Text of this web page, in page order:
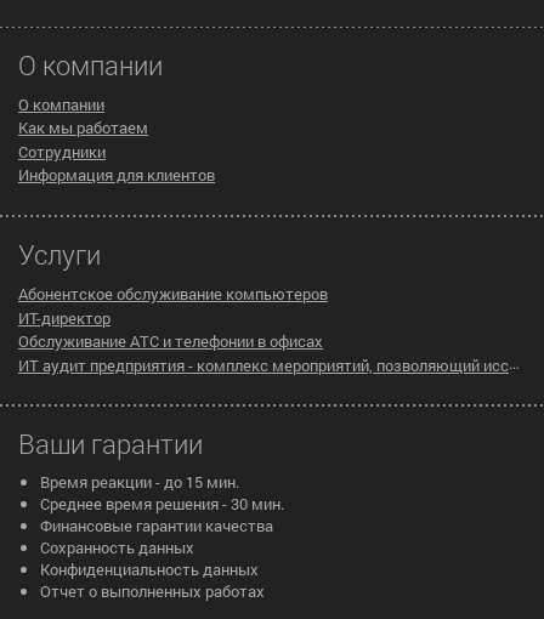
О компании
О компании
Как мы работаем
Сотрудники
Информация для клиентов
Услуги
Абонентское обслуживание компьютеров
ИТ-директор
Обслуживание АТС и телефонии в офисах
ИТ аудит предприятия - комплекс мероприятий, позволяющий исследовать существующую инфраструктуру компании на предмет эффективности ее работы
Ваши гарантии
Время реакции - до 15 мин.
Среднее время решения - 30 мин.
Финансовые гарантии качества
Сохранность данных
Конфиденциальность данных
Отчет о выполненных работах